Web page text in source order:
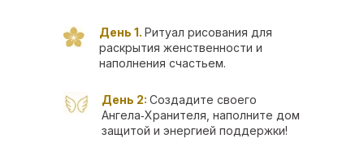
День 2: Создадите своего
Ангела‑Хранителя, наполните дом
защитой и энергией поддержки!
День 1. Ритуал рисования для
раскрытия женственности и
наполнения счастьем.